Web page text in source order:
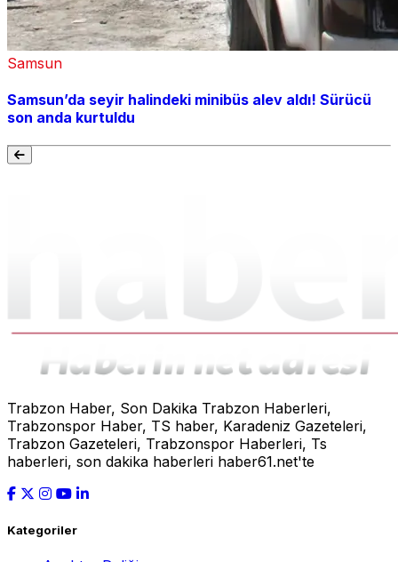
Samsun
Samsun’da seyir halindeki minibüs alev aldı! Sürücü
son anda kurtuldu
Trabzon Haber, Son Dakika Trabzon Haberleri,
Trabzonspor Haber, TS haber, Karadeniz Gazeteleri,
Trabzon Gazeteleri, Trabzonspor Haberleri, Ts
haberleri, son dakika haberleri haber61.net'te
Kategoriler